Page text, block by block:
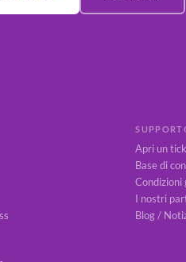
Apri un
Base di
Condizioni
I nostri
Blog /